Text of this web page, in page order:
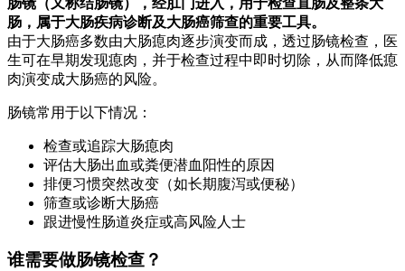
肠，属于大肠疾病诊断及大肠癌筛查的重要工具。
由于大肠癌多数由大肠瘜肉逐步演变而成，透过肠镜检查，医
生可在早期发现瘜肉，并于检查过程中即时切除，从而降低瘜
肉演变成大肠癌的风险。
肠镜常用于以下情况：
检查或追踪大肠瘜肉
评估大肠出血或粪便潜血阳性的原因
排便习惯突然改变（如长期腹泻或便秘）
筛查或诊断大肠癌
跟进慢性肠道炎症或高风险人士
谁需要做肠镜检查？